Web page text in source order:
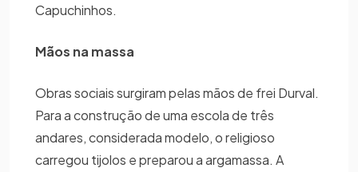
Capuchinhos.
Mãos na massa
Obras sociais surgiram pelas mãos de frei Durval.
Para a construção de uma escola de três
andares, considerada modelo, o religioso
carregou tijolos e preparou a argamassa. A